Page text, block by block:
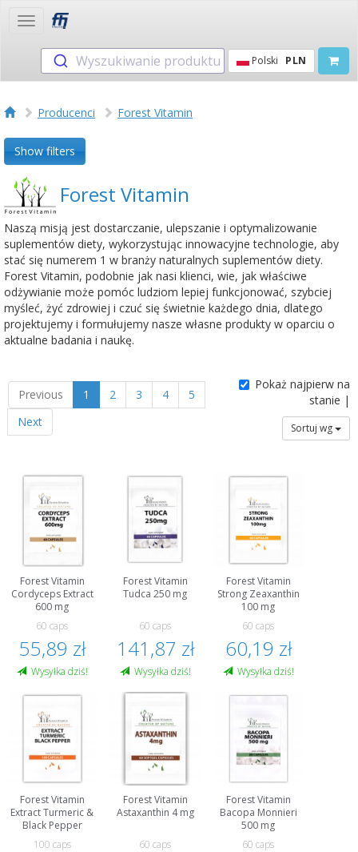
Toggle
Wyszukiwanie produktu Polski PLN
Producenci Forest Vitamin
Show filters
Forest Vitamin
Naszą misją jest dostarczanie, ulepszanie i optymalizowanie
suplementów diety, wykorzystując innowacyjne technologie, aby
stać się numerem 1 w branży naturalnych suplementów diety.
Forest Vitamin, podobnie jak nasi klienci, wie, jak właściwe
odżywianie może pomóc ludziom lepiej funkcjonować, szybciej
myśleć, żyć zdrowiej i czuć się świetnie każdego dnia, dlatego
projektujemy i formułujemy nasze własne produkty w oparciu o
aktualne badania i naukę.
Previous 1 2 3 4
5
Next
Pokaż najpierw na
stanie |
Sortuj wg
Forest Vitamin
Cordyceps Extract
600 mg
60 caps
55,89 zł
Wysyłka dziś!
Forest Vitamin
Tudca 250 mg
60 caps
141,87 zł
Wysyłka dziś!
Forest Vitamin
Strong Zeaxanthin
100 mg
60 caps
60,19 zł
Wysyłka dziś!
Forest Vitamin
Extract Turmeric &
Black Pepper
100 caps
Forest Vitamin
Astaxanthin 4 mg
60 caps
Forest Vitamin
Bacopa Monnieri
500 mg
60 caps